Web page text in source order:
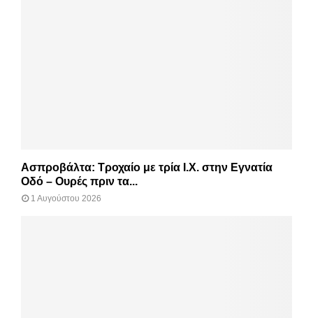
Ασπροβάλτα: Τροχαίο με τρία Ι.Χ. στην Εγνατία
Οδό – Ουρές πριν τα...
1 Αυγούστου 2026